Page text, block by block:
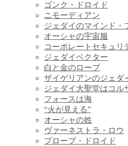
ゴンク・ドロイド
ニモーディアン
ジェダイのマインド・
オーシャの宇宙服
コーポレートセキュリ
ジェダイベクター
白と金のローブ
ザイゲリアンのジェダ
ジェダイ大聖堂はコル
フォースは海
“火が見える”
オーシャの姓
ヴァーネストラ・ロウ
プローブ・ドロイド